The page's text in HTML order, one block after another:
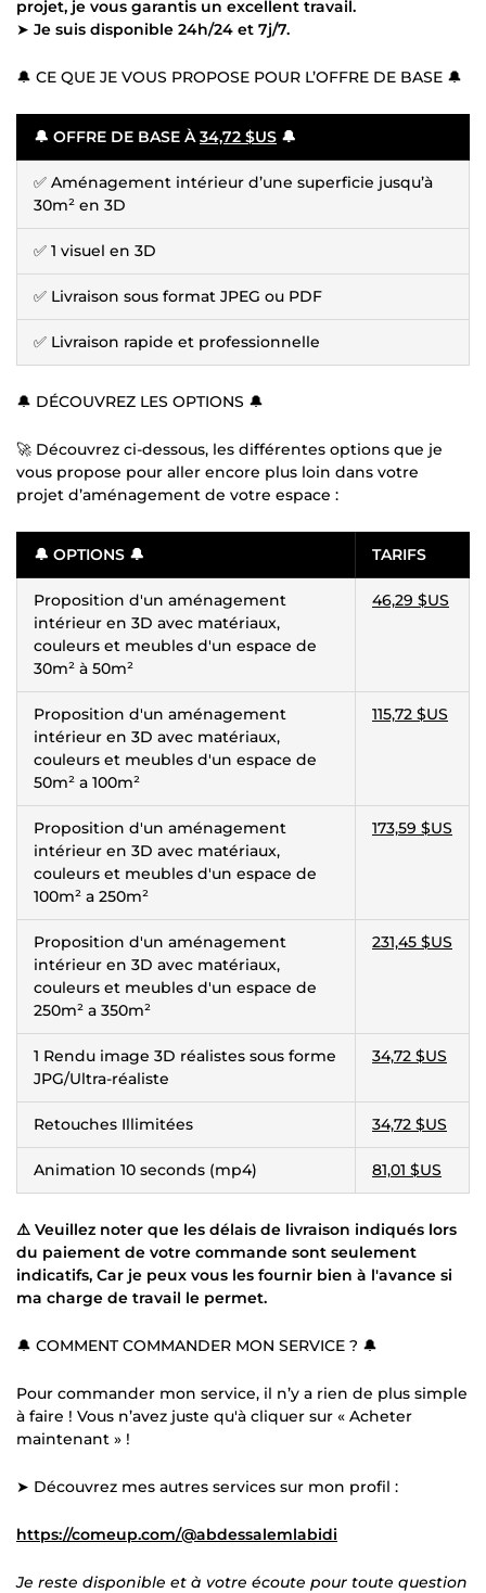
projet, je vous garantis un excellent travail.
➤ Je suis disponible 24h/24 et 7j/7.
🔔 CE QUE JE VOUS PROPOSE POUR L’OFFRE DE BASE 🔔
🔔 OFFRE DE BASE À34,72 $US 🔔
✅ Aménagement intérieur d’une superficie jusqu’à
30m² en 3D
✅ 1 visuel en 3D
✅ Livraison sous format JPEG ou PDF
✅ Livraison rapide et professionnelle
🔔 DÉCOUVREZ LES OPTIONS 🔔
🚀 Découvrez ci-dessous, les différentes options que je
vous propose pour aller encore plus loin dans votre
projet d’aménagement de votre espace :
🔔 OPTIONS 🔔 TARIFS
Proposition d'un aménagement
intérieur en 3D avec matériaux,
couleurs et meubles d'un espace de
30m² à 50m²
46,29 $US
Proposition d'un aménagement
intérieur en 3D avec matériaux,
couleurs et meubles d'un espace de
50m² a 100m²
115,72 $US
Proposition d'un aménagement
intérieur en 3D avec matériaux,
couleurs et meubles d'un espace de
100m² a 250m²
173,59 $US
Proposition d'un aménagement
intérieur en 3D avec matériaux,
couleurs et meubles d'un espace de
250m² a 350m²
231,45 $US
1 Rendu image 3D réalistes sous forme
JPG/Ultra-réaliste
34,72 $US
Retouches Illimitées 34,72 $US
Animation 10 seconds (mp4) 81,01 $US
⚠️ Veuillez noter que les délais de livraison indiqués lors
du paiement de votre commande sont seulement
indicatifs, Car je peux vous les fournir bien à l'avance si
ma charge de travail le permet.
🔔 COMMENT COMMANDER MON SERVICE ? 🔔
Pour commander mon service, il n’y a rien de plus simple
à faire ! Vous n’avez juste qu'à cliquer sur « Acheter
maintenant » !
➤ Découvrez mes autres services sur mon profil :
https://comeup.com/@abdessalemlabidi
Je reste disponible et à votre écoute pour toute question